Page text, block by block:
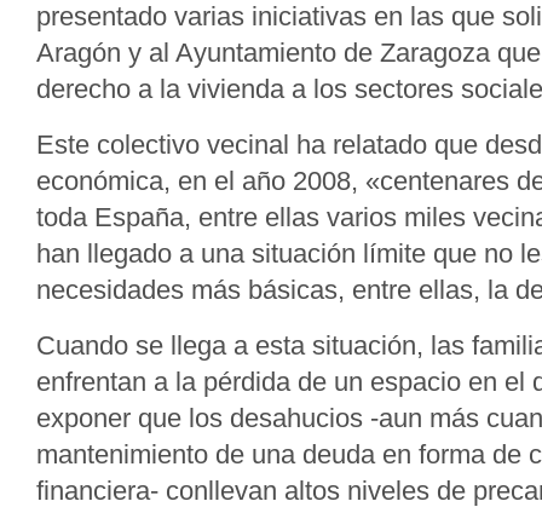
presentado varias iniciativas en las que
Aragón y al Ayuntamiento de Zaragoza
derecho a la vivienda a los sectores
Este colectivo vecinal ha relatado que
económica, en el año 2008, «centenares
toda España, entre ellas varios miles
han llegado a una situación límite que no
necesidades más básicas, entre ellas, la
Cuando se llega a esta situación, las
enfrentan a la pérdida de un espacio en el
exponer que los desahucios -aun más
mantenimiento de una deuda en forma de
financiera- conllevan altos niveles de